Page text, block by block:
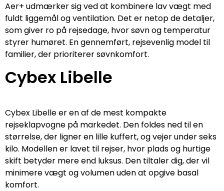
Aer+ udmærker sig ved at kombinere lav vægt med
fuldt liggemål og ventilation. Det er netop de detaljer,
som giver ro på rejsedage, hvor søvn og temperatur
styrer humøret. En gennemført, rejsevenlig model til
familier, der prioriterer søvnkomfort.
Cybex Libelle
Cybex Libelle er en af de mest kompakte
rejseklapvogne på markedet. Den foldes ned til en
størrelse, der ligner en lille kuffert, og vejer under seks
kilo. Modellen er lavet til rejser, hvor plads og hurtige
skift betyder mere end luksus. Den tiltaler dig, der vil
minimere vægt og volumen uden at opgive basal
komfort.